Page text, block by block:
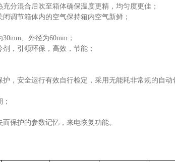
分混合后吹至箱体确保温度更精，均匀度更佳；
调节箱体内的空气保持箱内空气新鲜；
、外径为60mm；
，引领环保，高效，节能；
，安全运行有效自行检定，采用无能耗非常规的自
保护的参数记忆，来电恢复功能。